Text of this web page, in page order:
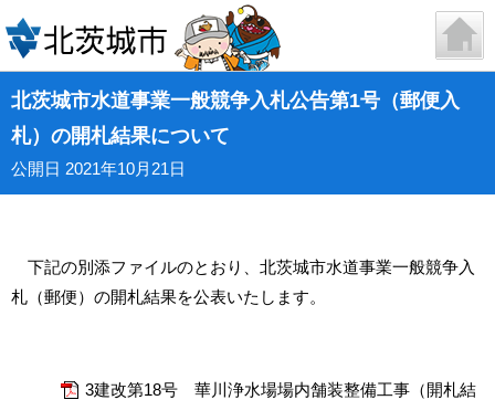
北茨城市水道事業一般競争入札公告第1号（郵便入
札）の開札結果について
公開日 2021年10月21日
下記の別添ファイルのとおり、北茨城市水道事業一般競争入
札（郵便）の開札結果を公表いたします。
3建改第18号 華川浄水場場内舗装整備工事（開札結